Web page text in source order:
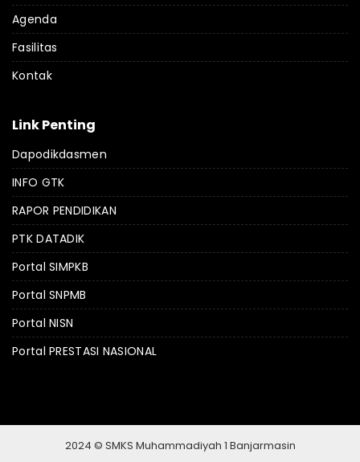
Agenda
Fasilitas
Kontak
Link Penting
Dapodikdasmen
INFO GTK
RAPOR PENDIDIKAN
PTK DATADIK
Portal SIMPKB
Portal SNPMB
Portal NISN
Portal PRESTASI NASIONAL
2024 © SMKS Muhammadiyah 1 Banjarmasin